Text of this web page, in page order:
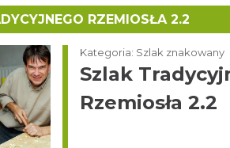
RZEMIOSŁA 2.2
Kategoria: Szlak znakowany
Szlak
Rzemiosła 2.2